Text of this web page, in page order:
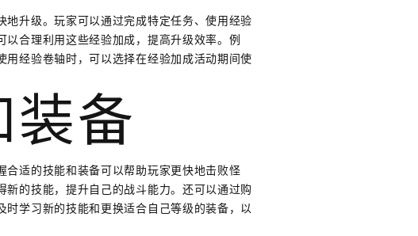
升级。玩家可以通过完成特定任务、使用经验
合理利用这些经验加成，提高升级效率。例
经验卷轴时，可以选择在经验加成活动期间使
装备
适的技能和装备可以帮助玩家更快地击败怪
的技能，提升自己的战斗能力。还可以通过购
学习新的技能和更换适合自己等级的装备，以